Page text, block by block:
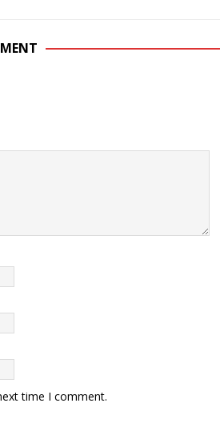
time I comment.